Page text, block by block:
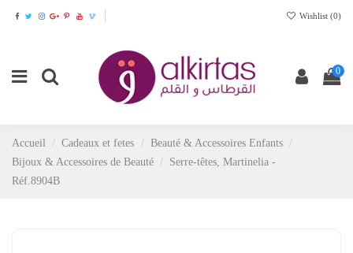
Wishlist (0)
0
Accueil Cadeaux et fetes
Beauté & Accessoires Enfants
Bijoux & Accessoires de Beauté
Serre-têtes, Martinelia -
Réf.8904B